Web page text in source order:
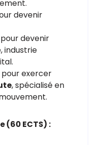
devenir
devenir
industrie
pour exercer
, spécialisé en
(60 ECTS) :